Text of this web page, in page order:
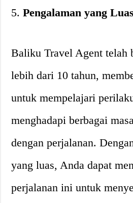
5.Pengalaman yang Luas
Baliku Travel Agent telah
lebih dari 10 tahun,
untuk mempelajari
menghadapi berbagai
dengan perjalanan.
yang luas, Anda dapat
perjalanan ini untuk